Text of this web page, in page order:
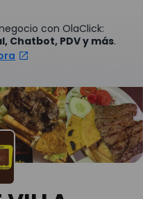
con OlaClick:
Chatbot, PDV y más.